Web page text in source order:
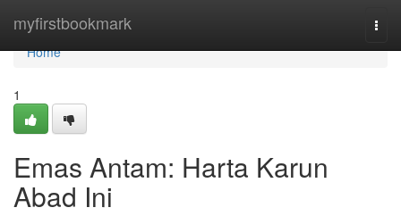
myfirstbookmark
Home
Home
1
Emas Antam: Harta Karun
Abad Ini